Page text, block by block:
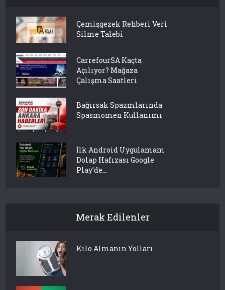
Çemişgezek Rehberi Veri
Silme Talebi
CarrefourSA Kaçta
Açılıyor? Mağaza
Çalışma Saatleri
Bağırsak Spazmlarında
Spasmomen Kullanımı
İlk Android Uygulamam
Dolap Hafızası Google
Play’de...
Merak Edilenler
Kilo Almanın Yolları